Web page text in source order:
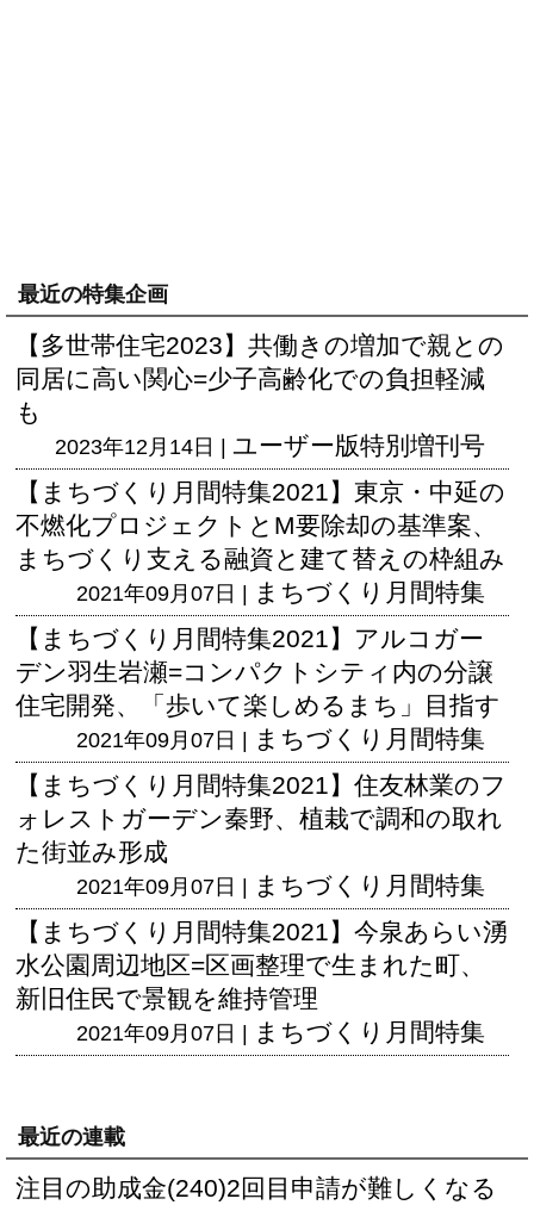
最近の特集企画
【多世帯住宅2023】共働きの増加で親との
同居に高い関心=少子高齢化での負担軽減
も
2023年12月14日 | ユーザー版特別増刊号
【まちづくり月間特集2021】東京・中延の
不燃化プロジェクトとM要除却の基準案、
まちづくり支える融資と建て替えの枠組み
2021年09月07日 | まちづくり月間特集
【まちづくり月間特集2021】アルコガー
デン羽生岩瀬=コンパクトシティ内の分譲
住宅開発、「歩いて楽しめるまち」目指す
2021年09月07日 | まちづくり月間特集
【まちづくり月間特集2021】住友林業のフ
ォレストガーデン秦野、植栽で調和の取れ
た街並み形成
2021年09月07日 | まちづくり月間特集
【まちづくり月間特集2021】今泉あらい湧
水公園周辺地区=区画整理で生まれた町、
新旧住民で景観を維持管理
2021年09月07日 | まちづくり月間特集
最近の連載
注目の助成金(240)2回目申請が難しくなる